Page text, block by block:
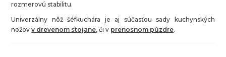
rozmerovú stabilitu.
Univerzálny nôž šéfkuchára je aj súčasťou sady kuchynských
nožovv drevenom stojane, či v prenosnom púzdre.